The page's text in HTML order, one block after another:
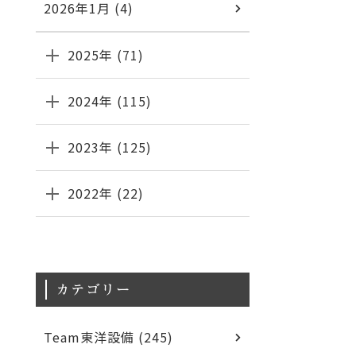
2026年1月 (4)
2025年 (71)
2024年 (115)
2023年 (125)
2022年 (22)
カテゴリー
Team東洋設備 (245)